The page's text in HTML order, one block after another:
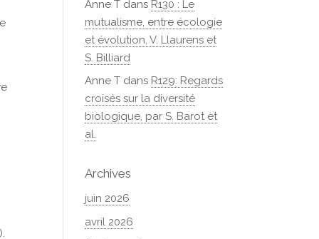
Anne T dans R130 : Le
mutualisme, entre écologie
et évolution, V. Llaurens et
S. Billiard
Anne T dans R129: Regards
croisés sur la diversité
biologique, par S. Barot et
al.
Archives
juin 2026
avril 2026